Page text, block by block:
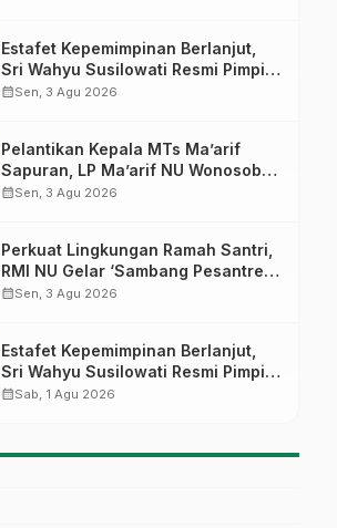
Estafet Kepemimpinan Berlanjut,
Sri Wahyu Susilowati Resmi Pimpin
MTs Ma’arif Sapuran
calendar_monthSen, 3 Agu 2026
Pelantikan Kepala MTs Ma’arif
Sapuran, LP Ma’arif NU Wonosobo
Tekankan Lima Amanah
calendar_monthSen, 3 Agu 2026
Perkuat Lingkungan Ramah Santri,
RMI NU Gelar ‘Sambang Pesantren’
di Pati
calendar_monthSen, 3 Agu 2026
Estafet Kepemimpinan Berlanjut,
Sri Wahyu Susilowati Resmi Pimpin
MTs Ma’arif Sapuran
calendar_monthSab, 1 Agu 2026